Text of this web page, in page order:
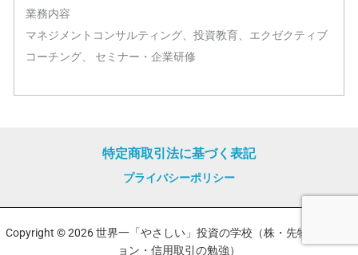
業務内容
マネジメントコンサルティング、投資教育、エクゼクティブ
コーチング、 セミナー・企業研修
特定商取引法に基づく表記
プライバシーポリシー
Copyright © 2026 世界一「やさしい」投資の学校（株・先物・オプシ
ョン・信用取引の勉強）